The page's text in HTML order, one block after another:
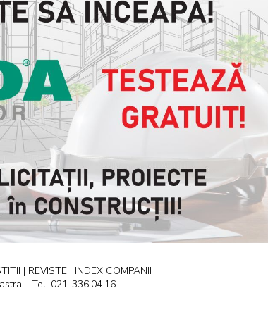
| REVISTE | INDEX COMPANII
- Tel: 021-336.04.16